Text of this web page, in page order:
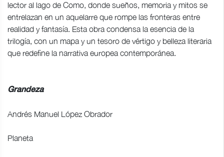
lector al lago de Como, donde sueños, memoria y mitos se
entrelazan en un aquelarre que rompe las fronteras entre
realidad y fantasía. Esta obra condensa la esencia de la
trilogía, con un mapa y un tesoro de vértigo y belleza literaria
que redefine la narrativa europea contemporánea.
Grandeza
Andrés Manuel López Obrador
Planeta